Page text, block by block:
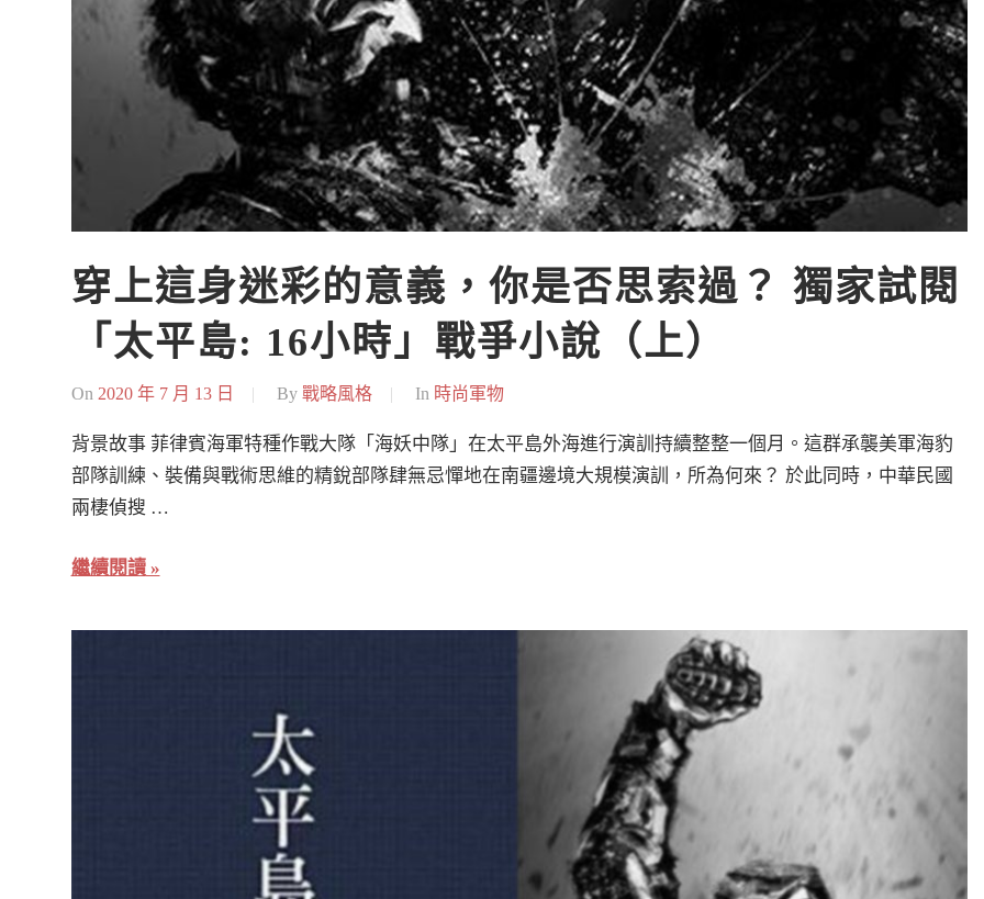
穿上這身迷彩的意義，你是否思索過？ 獨家試閱
「太平島: 16小時」戰爭小說（上）
On 2020 年 7 月 13 日 By 戰略風格 In 時尚軍物
背景故事 菲律賓海軍特種作戰大隊「海妖中隊」在太平島外海進行演訓持續整整一個月。這群承襲美軍海豹
部隊訓練、裝備與戰術思維的精銳部隊肆無忌憚地在南疆邊境大規模演訓，所為何來？ 於此同時，中華民國
兩棲偵搜 …
繼續閱讀